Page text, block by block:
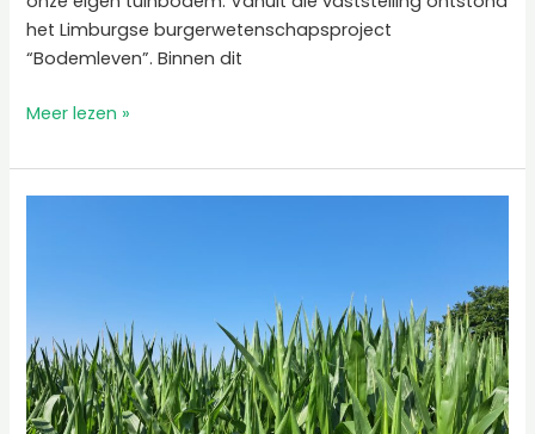
het Limburgse burgerwetenschapsproject
“Bodemleven”. Binnen dit
Meer lezen »